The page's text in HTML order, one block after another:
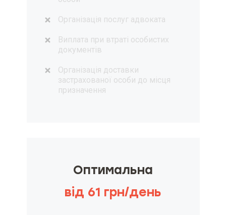
Організація послуг адвоката
Виплата при втраті особистих
документів
Організація доставки
застрахованої особи до місця
призначення
Оптимальна
від 61 грн/день